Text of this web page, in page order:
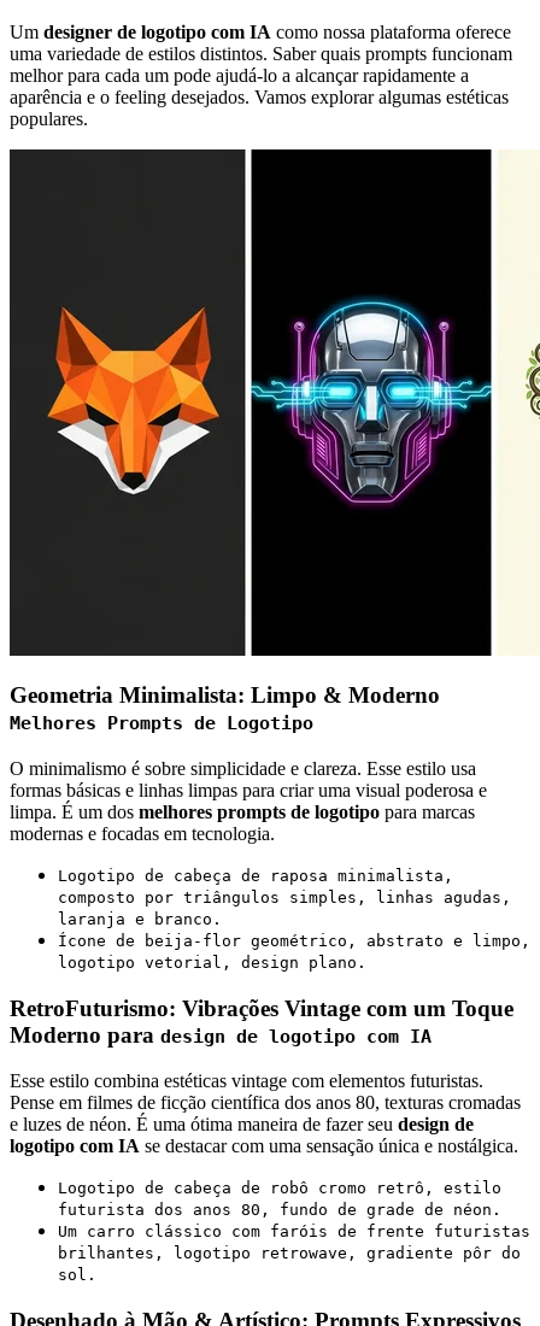
Um designer de logotipo com IA como nossa plataforma oferece
uma variedade de estilos distintos. Saber quais prompts funcionam
melhor para cada um pode ajudá-lo a alcançar rapidamente a
aparência e o feeling desejados. Vamos explorar algumas estéticas
populares.
Geometria Minimalista: Limpo & Moderno
Melhores Prompts de Logotipo
O minimalismo é sobre simplicidade e clareza. Esse estilo usa
formas básicas e linhas limpas para criar uma visual poderosa e
limpa. É um dos melhores prompts de logotipo para marcas
modernas e focadas em tecnologia.
Logotipo de cabeça de raposa minimalista,
composto por triângulos simples, linhas agudas,
laranja e branco.
Ícone de beija-flor geométrico, abstrato e limpo,
logotipo vetorial, design plano.
RetroFuturismo: Vibrações Vintage com um Toque
Moderno para design de logotipo com IA
Esse estilo combina estéticas vintage com elementos futuristas.
Pense em filmes de ficção científica dos anos 80, texturas cromadas
e luzes de néon. É uma ótima maneira de fazer seu design de
logotipo com IA se destacar com uma sensação única e nostálgica.
Logotipo de cabeça de robô cromo retrô, estilo
futurista dos anos 80, fundo de grade de néon.
Um carro clássico com faróis de frente futuristas
brilhantes, logotipo retrowave, gradiente pôr do
sol.
Desenhado à Mão & Artístico: Prompts Expressivos